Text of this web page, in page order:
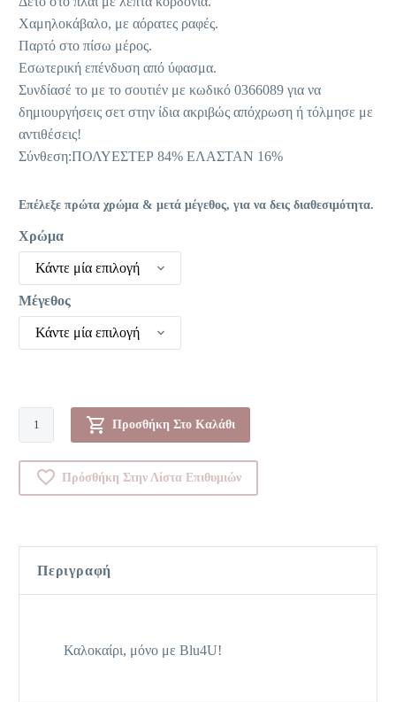
Χαμηλοκάβαλο, με αόρατες ραφές.
Παρτό στο πίσω μέρος.
Εσωτερική επένδυση από ύφασμα.
Συνδίασέ το με το σουτιέν με κωδικό 0366089 για να
δημιουργήσεις σετ στην ίδια ακριβώς απόχρωση ή τόλμησε με
αντιθέσεις!
Σύνθεση:ΠΟΛΥΕΣΤΕΡ 84% ΕΛΑΣΤΑΝ 16%
Επέλεξε πρώτα χρώμα & μετά μέγεθος, για να δεις διαθεσιμότητα.
Χρώμα
Κάντε μία επιλογή
Μέγεθος
Κάντε μία επιλογή
Μονοκίνι-00365090
ποσότητα
Προσθήκη Στο Καλάθι
Πρόσθήκη Στην Λίστα Επιθυμιών
Περιγραφή
Καλοκαίρι, μόνο με Blu4U!